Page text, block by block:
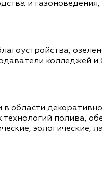
и газоноведения,
колледжей
области
полива,